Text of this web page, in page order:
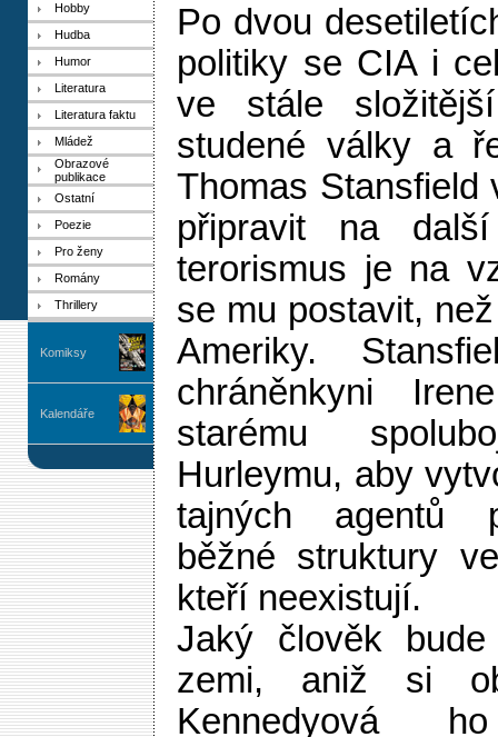
Hobby
Hudba
Humor
Literatura
Literatura faktu
Mládež
Obrazové
publikace
Ostatní
Poezie
Pro ženy
Romány
Thrillery
Komiksy
Kalendáře
Po dvou
politiky se CIA i
ve stále
studené války a
Thomas
připravit na
terorismus je na
se mu postavit,
Ameriky.
chráněnkyni
starému
Hurleymu, aby
tajných agentů
běžné struktury
kteří neexistují.
Jaký člověk
zemi, aniž si
Kennedyová